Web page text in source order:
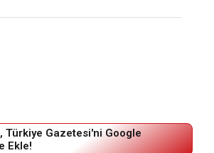
Türkiye Gazetesi'ni Google
Ekle!